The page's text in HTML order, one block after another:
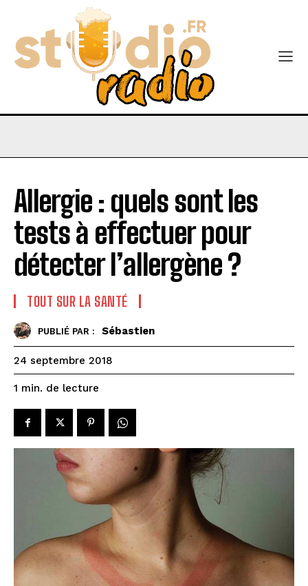
Allergie : quels sont les
tests à effectuer pour
détecter l’allergène ?
TOUT SUR LA SANTÉ
PUBLIÉ PAR : Sébastien
24 septembre 2018
1 min. de lecture